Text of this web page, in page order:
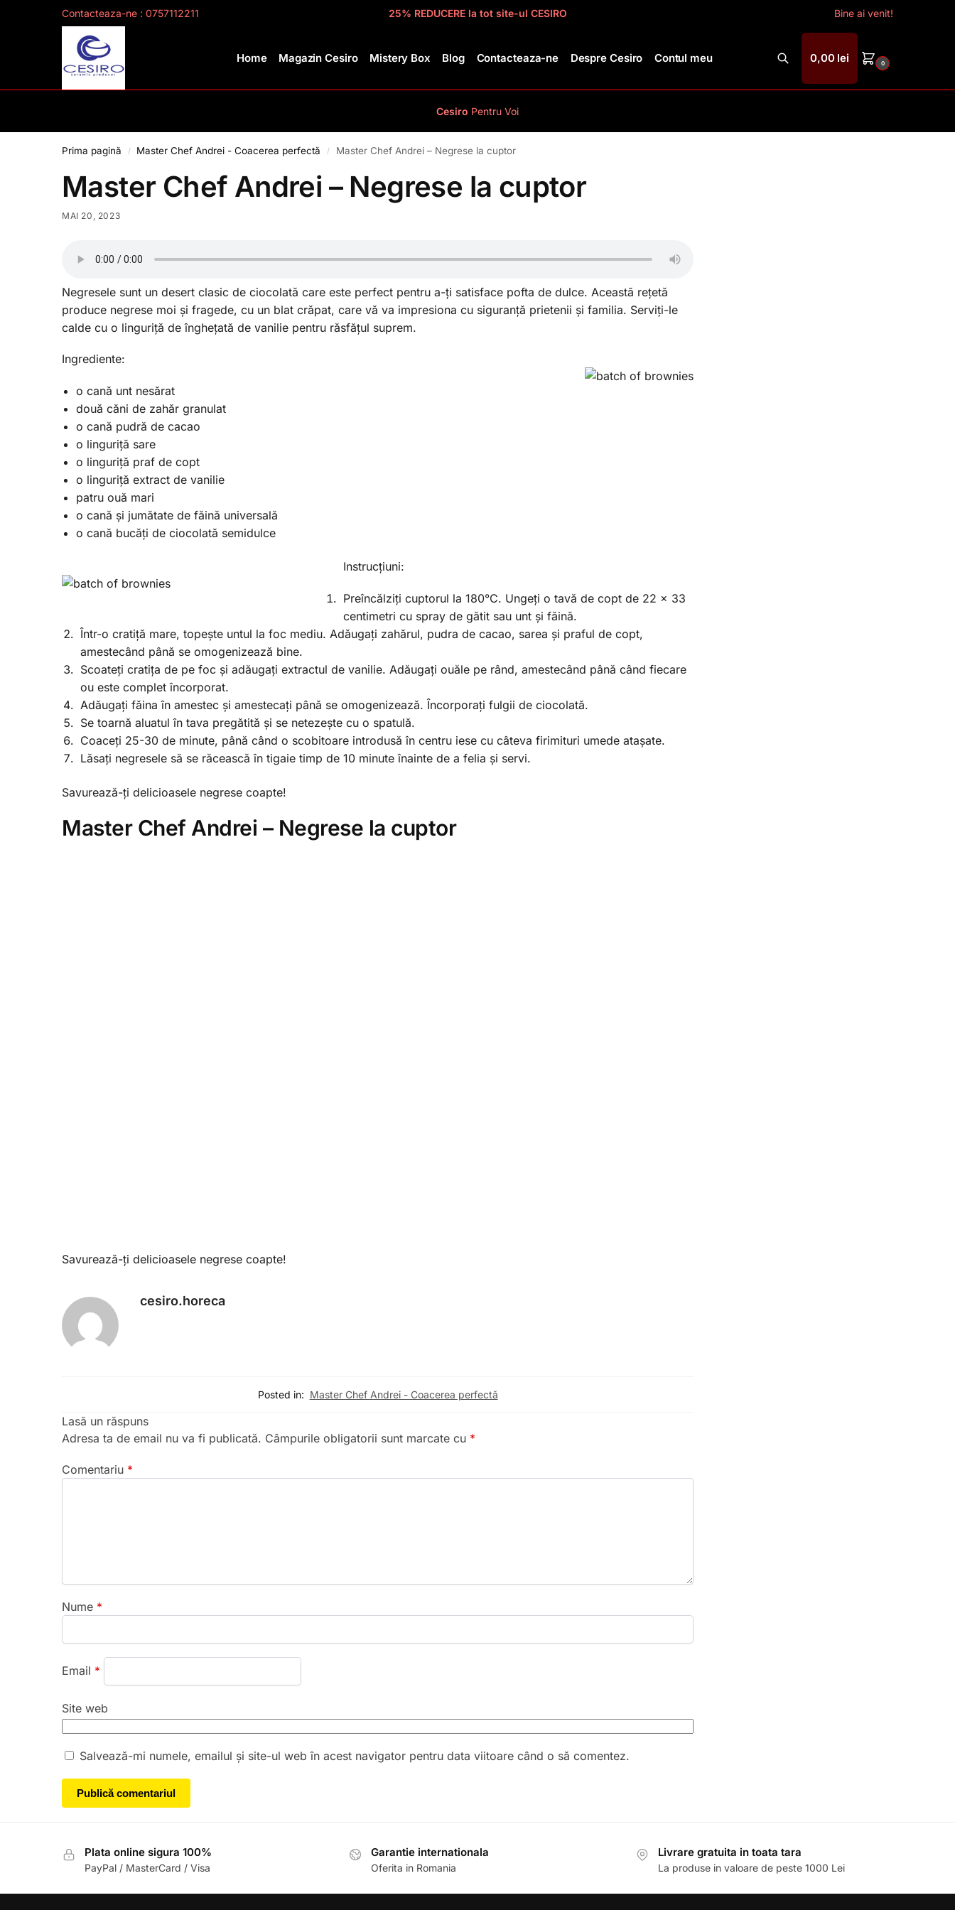
Contacteaza-ne : 0757112211 25% REDUCERE la tot site-ul CESIRO Bine ai venit!
Home Magazin Cesiro Mistery Box Blog Contacteaza-ne Despre Cesiro Contul meu
Search
0,00 lei 0
Cesiro Pentru Voi
Prima pagină / Master Chef Andrei - Coacerea perfectă / Master Chef Andrei – Negrese la cuptor
Master Chef Andrei – Negrese la cuptor
MAI 20, 2023
Negresele sunt un desert clasic de ciocolată care este perfect pentru a-ți satisface pofta de dulce. Această rețetă
produce negrese moi și fragede, cu un blat crăpat, care vă va impresiona cu siguranță prietenii și familia. Serviți-le
calde cu o linguriță de înghețată de vanilie pentru răsfățul suprem.
Ingrediente:
o cană unt nesărat
două căni de zahăr granulat
o cană pudră de cacao
o linguriță sare
o linguriță praf de copt
o linguriță extract de vanilie
patru ouă mari
o cană și jumătate de făină universală
o cană bucăți de ciocolată semidulce
Instrucțiuni:
Preîncălziți cuptorul la 180°C. Ungeți o tavă de copt de 22 x 33
centimetri cu spray de gătit sau unt și făină.
Într-o cratiță mare, topește untul la foc mediu. Adăugați zahărul, pudra de cacao, sarea și praful de copt,
amestecând până se omogenizează bine.
Scoateți cratița de pe foc și adăugați extractul de vanilie. Adăugați ouăle pe rând, amestecând până când fiecare
ou este complet încorporat.
Adăugați făina în amestec și amestecați până se omogenizează. Încorporați fulgii de ciocolată.
Se toarnă aluatul în tava pregătită și se netezește cu o spatulă.
Coaceți 25-30 de minute, până când o scobitoare introdusă în centru iese cu câteva firimituri umede atașate.
Lăsați negresele să se răcească în tigaie timp de 10 minute înainte de a felia și servi.
Savurează-ți delicioasele negrese coapte!
Master Chef Andrei – Negrese la cuptor
Savurează-ți delicioasele negrese coapte!
cesiro.horeca
Posted in: Master Chef Andrei - Coacerea perfectă
Lasă un răspuns
Adresa ta de email nu va fi publicată. Câmpurile obligatorii sunt marcate cu *
Comentariu *
Nume *
Email *
Site web
Salvează-mi numele, emailul și site-ul web în acest navigator pentru data viitoare când o să comentez.
Plata online sigura 100%
PayPal / MasterCard / Visa
Garantie internationala
Oferita in Romania
Livrare gratuita in toata tara
La produse in valoare de peste 1000 Lei